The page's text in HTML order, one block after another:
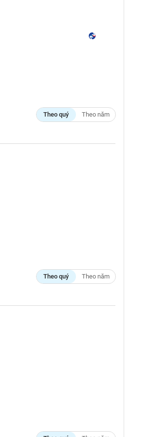
Theo quý Theo năm
Theo quý Theo năm